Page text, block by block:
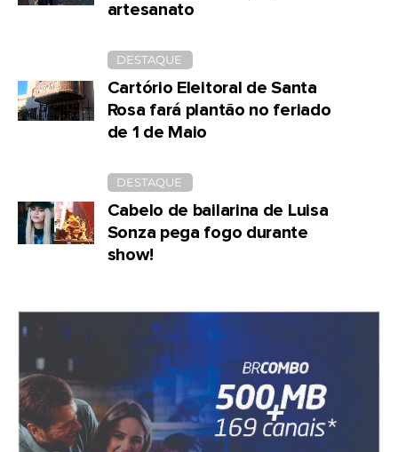
artesanato
DESTAQUE
Cartório Eleitoral de Santa
Rosa fará plantão no feriado
de 1 de Maio
DESTAQUE
Cabelo de bailarina de Luisa
Sonza pega fogo durante
show!